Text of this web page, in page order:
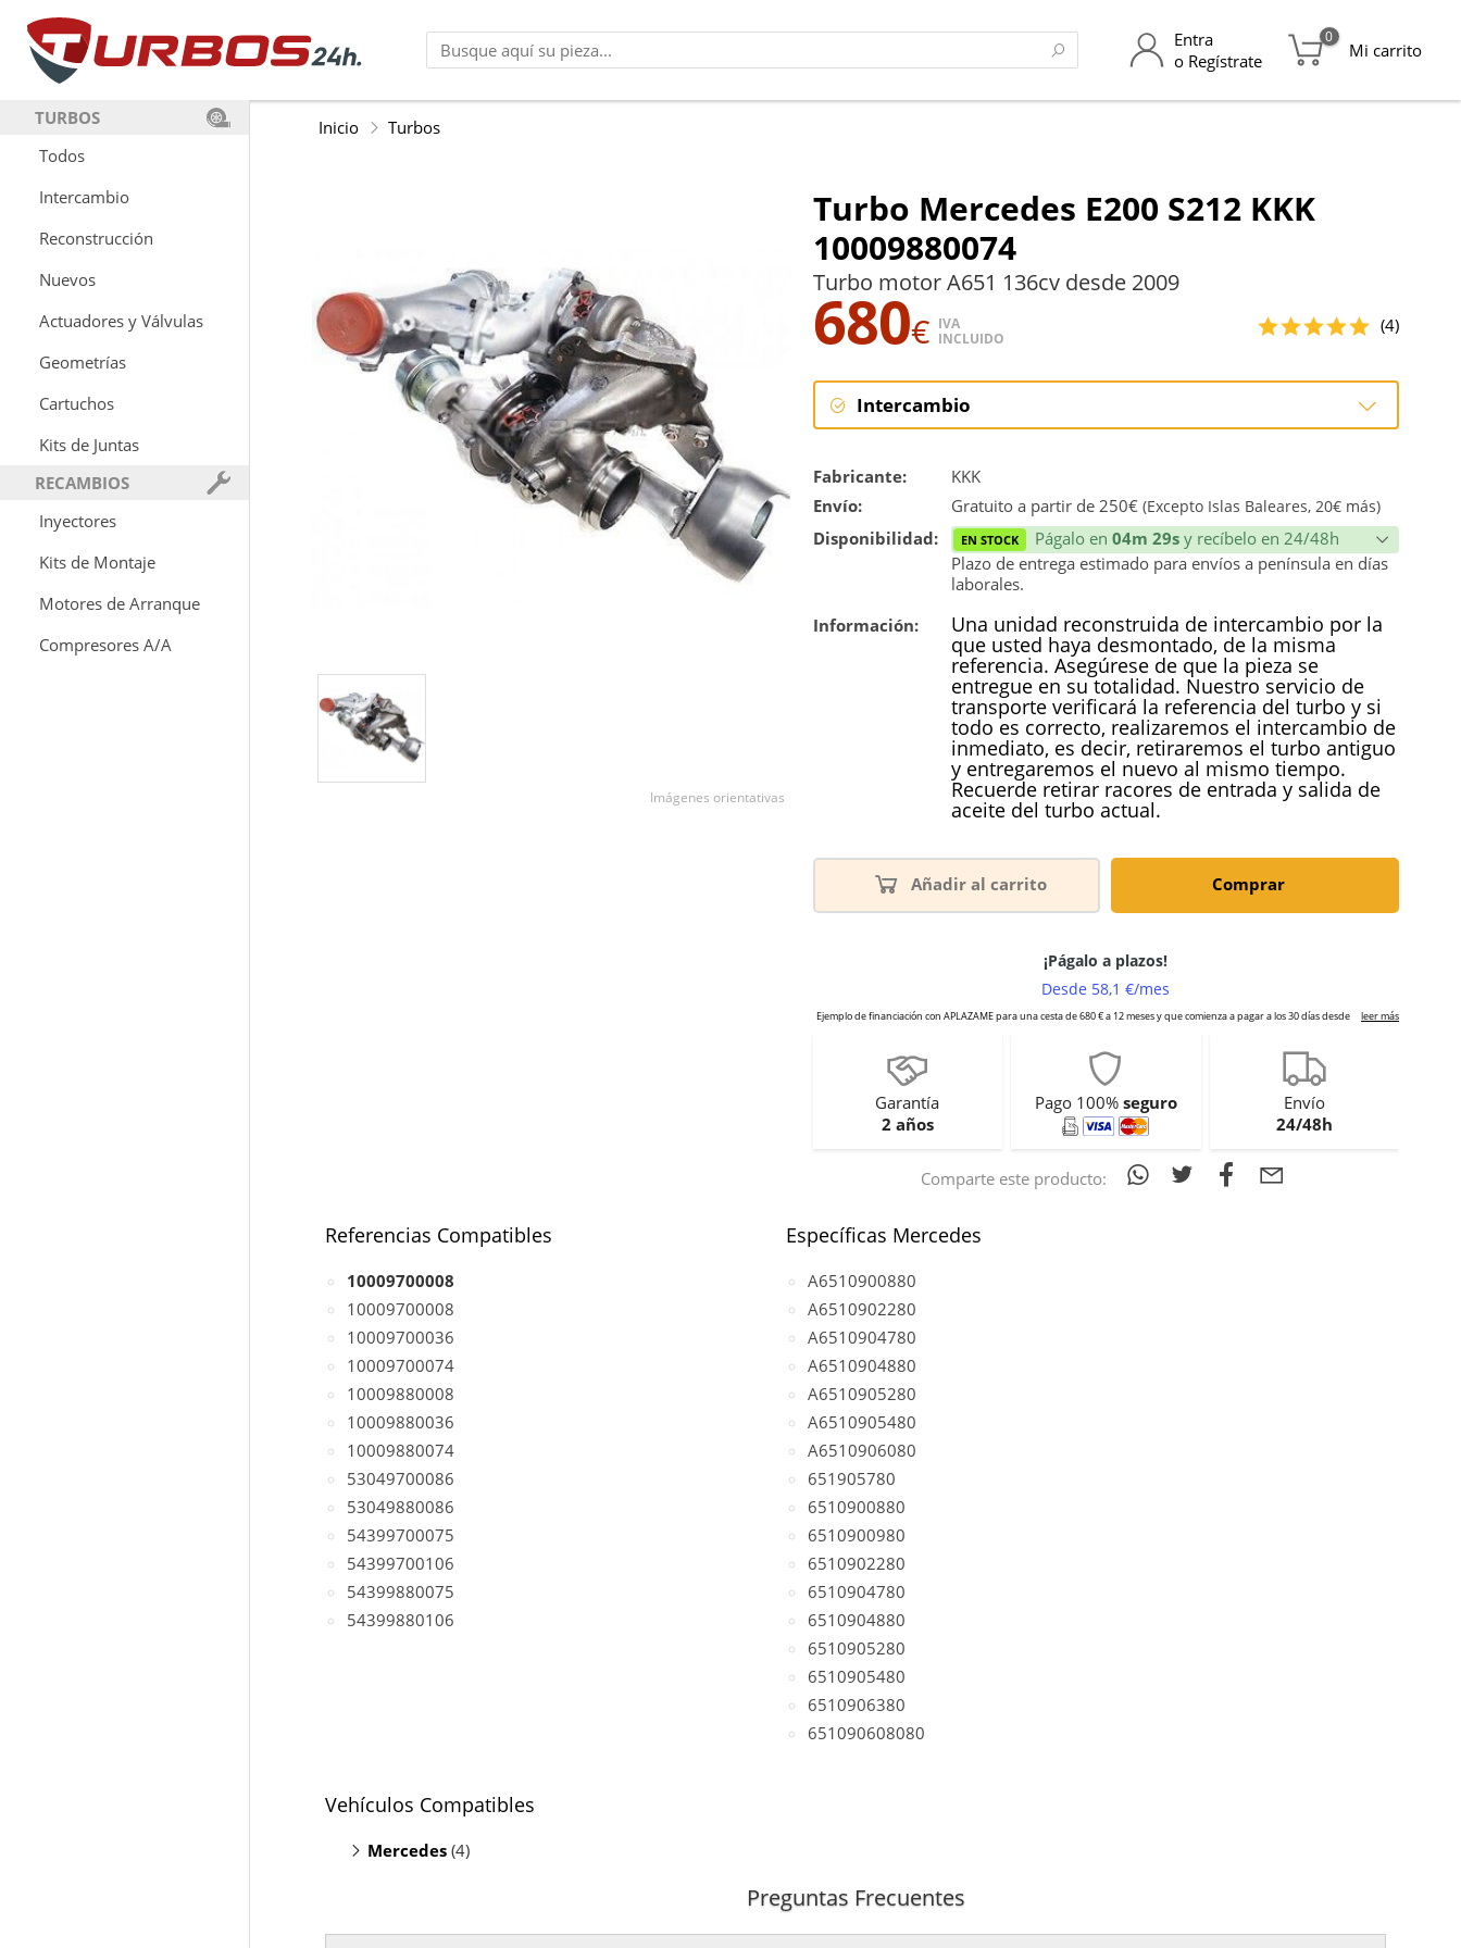
Entra
o Regístrate
0
Mi carrito
TURBOS
Todos
Intercambio
Reconstrucción
Nuevos
Actuadores y Válvulas
Geometrías
Cartuchos
Kits de Juntas
RECAMBIOS
Inyectores
Kits de Montaje
Motores de Arranque
Compresores A/A
Inicio Turbos
Turbo Mercedes E200 S212 KKK
10009880074
Turbo motor A651 136cv desde 2009
680€ IVA
INCLUIDO
(4)
Intercambio
Reconstrucción
Fabricante:
KKK
Envío:
Gratuito a partir de 250€ (Excepto Islas Baleares, 20€ más)
Disponibilidad: EN STOCK Págalo en 04m 29s y recíbelo en 24/48h
Plazo de entrega estimado para envíos a península en días
laborales.
Información:
Una unidad reconstruida de intercambio por la
que usted haya desmontado, de la misma
referencia. Asegúrese de que la pieza se
entregue en su totalidad. Nuestro servicio de
transporte verificará la referencia del turbo y si
todo es correcto, realizaremos el intercambio de
inmediato, es decir, retiraremos el turbo antiguo
y entregaremos el nuevo al mismo tiempo.
Recuerde retirar racores de entrada y salida de
aceite del turbo actual.
Añadir al carrito Comprar
Garantía
2 años
Pago 100% seguro
Envío
24/48h
Comparte este producto:
Imágenes orientativas
Referencias Compatibles
10009700008
10009700008
10009700036
10009700074
10009880008
10009880036
10009880074
53049700086
53049880086
54399700075
54399700106
54399880075
54399880106
Específicas Mercedes
A6510900880
A6510902280
A6510904780
A6510904880
A6510905280
A6510905480
A6510906080
651905780
6510900880
6510900980
6510902280
6510904780
6510904880
6510905280
6510905480
6510906380
651090608080
Vehículos Compatibles
Mercedes (4)
Sprinter 316 CDI(motor A651)
Preguntas Frecuentes